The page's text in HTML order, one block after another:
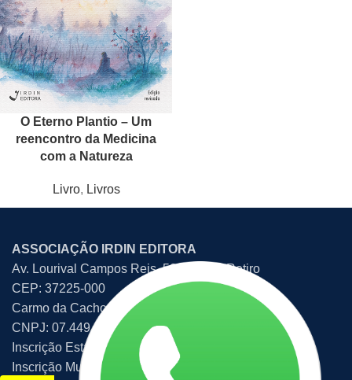
O Eterno Plantio – Um
reencontro da Medicina
com a Natureza
Livro, Livros
ASSOCIAÇÃO IRDIN EDITORA
Av. Lourival Campos Reis, 507 – Bom Retiro
CEP: 37225-000
Carmo da Cachoeira – MG – Brasil
CNPJ: 07.449.047/0001-86
Inscrição Estadual: 139.359899.00-67
Inscrição Municipal: 340712